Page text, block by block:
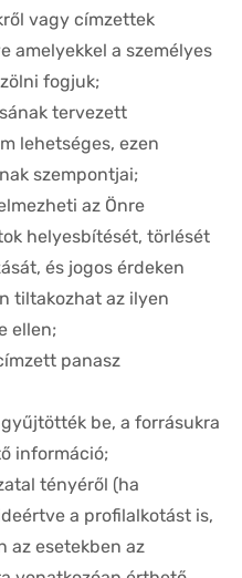
vagy címzettek
amelyekkel a személyes
fogjuk;
tervezett
lehetséges, ezen
szempontjai;
az Önre
helyesbítését, törlését
és jogos érdeken
tiltakozhat az ilyen
ellen;
panasz
be, a forrásukra
információ;
tényéről (ha
a profilalkotást is,
az esetekben az